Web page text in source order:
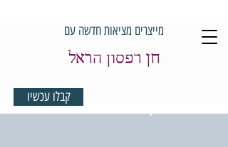
מייצרים מציאות חדשה עם
חן רפסון הראל
קבלו עכשיו